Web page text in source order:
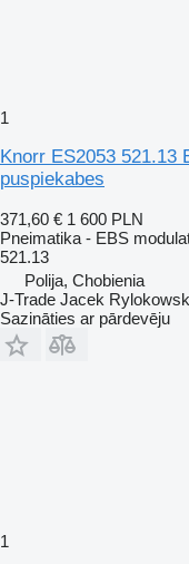
1
Knorr ES2053 521.13
puspiekabes
371,60 € 1 600 PLN
Pneimatika - EBS
521.13
Polija, Chobienia
J-Trade Jacek
Sazināties ar pārdevēju
1